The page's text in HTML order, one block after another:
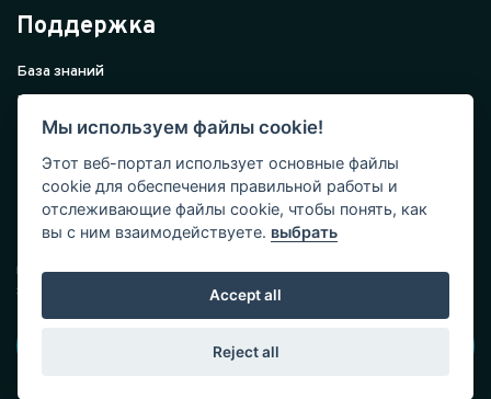
Поддержка
База знаний
Внедрение
Поддержка
Контакты
Подписка
кейсы, стартапы и чек-листы по бизнесу от ведущих
экспертов.
Мы используем файлы cookie!
Этот веб-портал использует основные файлы
cookie для обеспечения правильной работы и
отслеживающие файлы cookie, чтобы понять, как
вы с ним взаимодействуете. выбрать
Accept all
Reject all